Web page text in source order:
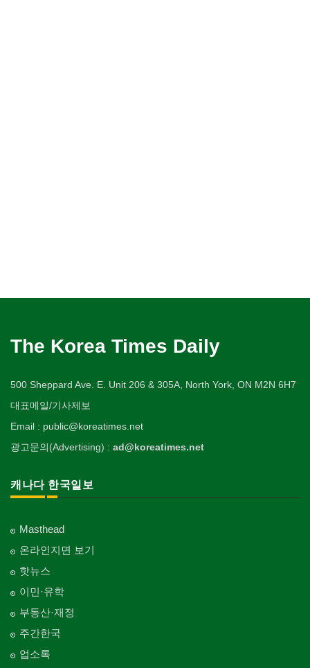
The Korea Times Daily
500 Sheppard Ave. E. Unit 206 & 305A, North York, ON M2N 6H7
대표메일/기사제보
Email : public@koreatimes.net
광고문의(Advertising) : ad@koreatimes.net
캐나다 한국일보
Masthead
온라인지면 보기
핫뉴스
이민·유학
부동산·재정
주간한국
업소록